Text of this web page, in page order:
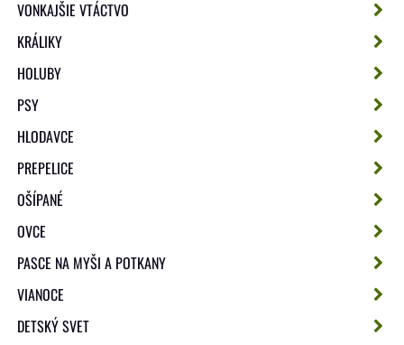
VONKAJŠIE VTÁCTVO
KRÁLIKY
HOLUBY
PSY
HLODAVCE
PREPELICE
OŠÍPANÉ
OVCE
PASCE NA MYŠI A POTKANY
VIANOCE
DETSKÝ SVET